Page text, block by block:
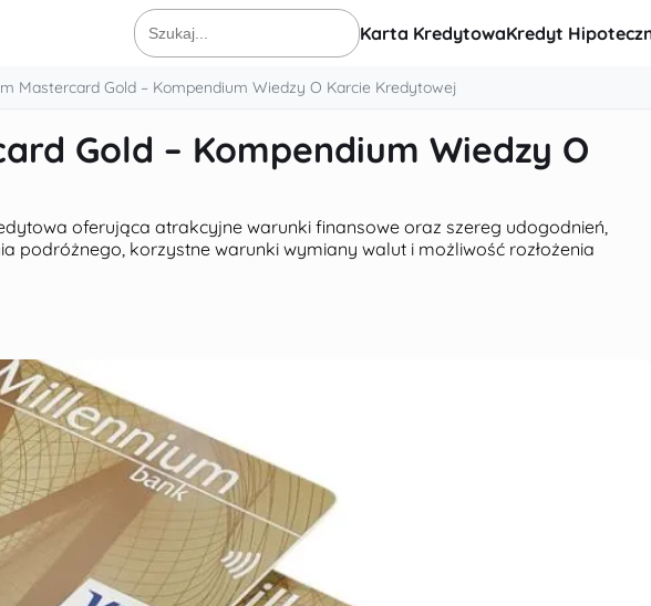
Szukaj:
Karta KredytowaKredyt
Mastercard Gold – Kompendium Wiedzy O Karcie Kredytowej
Gold – Kompendium Wiedzy O
oferująca atrakcyjne warunki finansowe oraz szereg udogodnień,
podróżnego, korzystne warunki wymiany walut i możliwość rozłożenia